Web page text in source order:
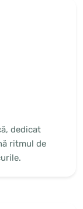
dedicat
ritmul de